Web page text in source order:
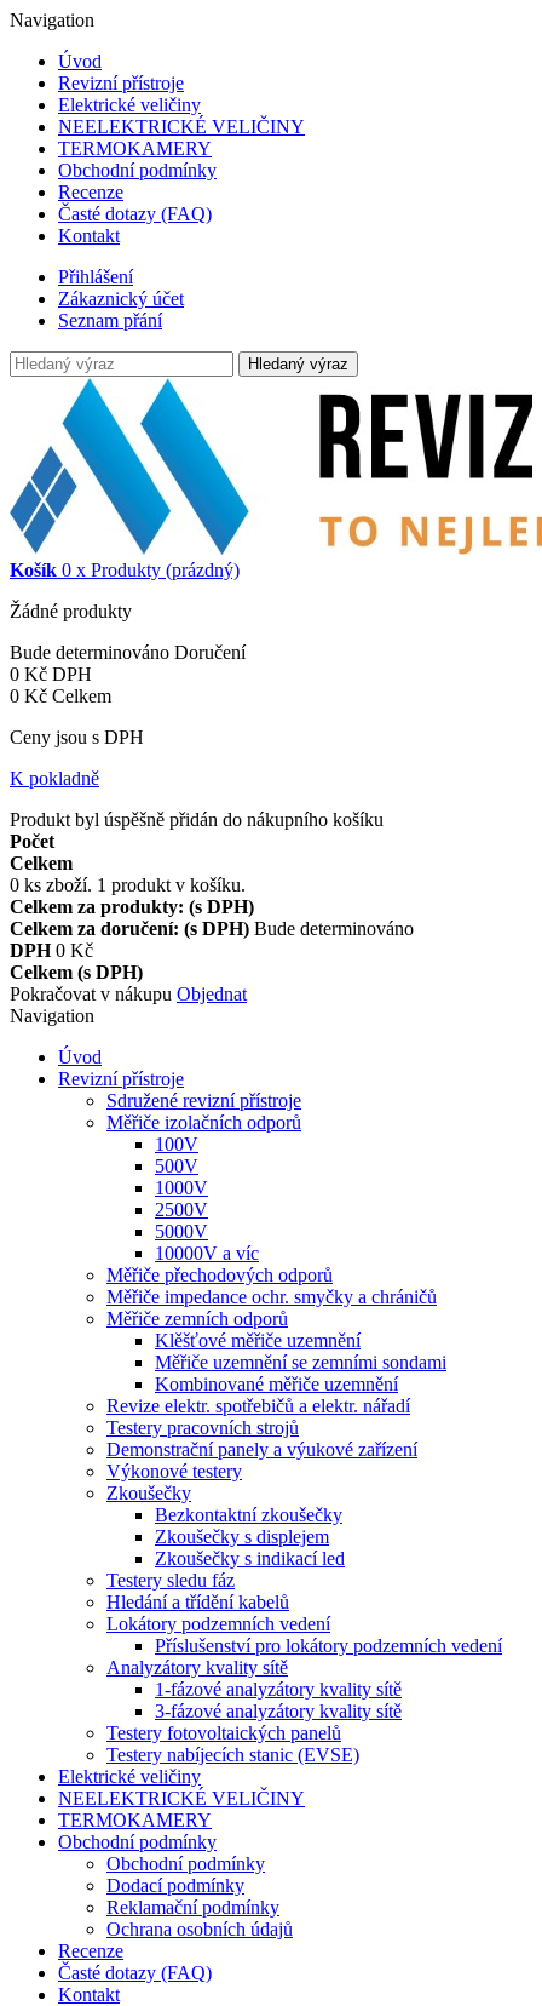
Navigation
Úvod
Revizní přístroje
Elektrické veličiny
NEELEKTRICKÉ VELIČINY
TERMOKAMERY
Obchodní podmínky
Recenze
Časté dotazy (FAQ)
Kontakt
Přihlášení
Zákaznický účet
Seznam přání
Hledaný výraz
Košík 0 x Produkty (prázdný)
Žádné produkty
Bude determinováno Doručení
0 Kč DPH
0 Kč Celkem
Ceny jsou s DPH
K pokladně
Produkt byl úspěšně přidán do nákupního košíku
Počet
Celkem
0 ks zboží. 1 produkt v košíku.
Celkem za produkty: (s DPH)
Celkem za doručení: (s DPH) Bude determinováno
DPH 0 Kč
Celkem (s DPH)
Pokračovat v nákupu Objednat
Navigation
Úvod
Revizní přístroje
Sdružené revizní přístroje
Měřiče izolačních odporů
100V
500V
1000V
2500V
5000V
10000V a víc
Měřiče přechodových odporů
Měřiče impedance ochr. smyčky a chráničů
Měřiče zemních odporů
Klěšťové měřiče uzemnění
Měřiče uzemnění se zemními sondami
Kombinované měřiče uzemnění
Revize elektr. spotřebičů a elektr. nářadí
Testery pracovních strojů
Demonstrační panely a výukové zařízení
Výkonové testery
Zkoušečky
Bezkontaktní zkoušečky
Zkoušečky s displejem
Zkoušečky s indikací led
Testery sledu fáz
Hledání a třídění kabelů
Lokátory podzemních vedení
Příslušenství pro lokátory podzemních vedení
Analyzátory kvality sítě
1-fázové analyzátory kvality sítě
3-fázové analyzátory kvality sítě
Testery fotovoltaických panelů
Testery nabíjecích stanic (EVSE)
Elektrické veličiny
NEELEKTRICKÉ VELIČINY
TERMOKAMERY
Obchodní podmínky
Obchodní podmínky
Dodací podmínky
Reklamační podmínky
Ochrana osobních údajů
Recenze
Časté dotazy (FAQ)
Kontakt